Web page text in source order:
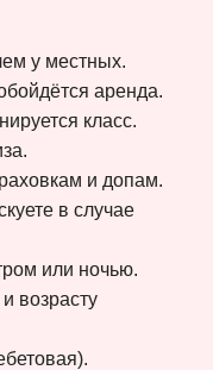
у местных.
аренда.
класс.
и допам.
в случае
или ночью.
возрасту